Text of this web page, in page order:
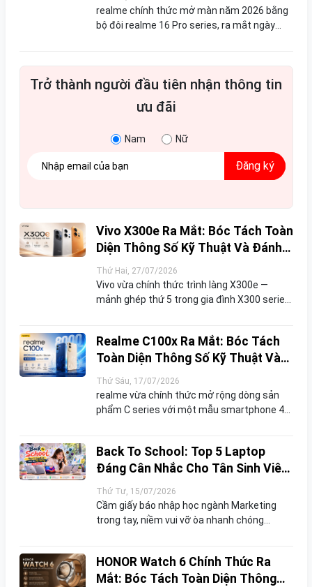
realme chính thức mở màn năm 2026 bằng
bộ đôi realme 16 Pro series, ra mắt ngày
Trở thành người đầu tiên nhận thông tin
ưu đãi
Nam Nữ
Đăng ký
Vivo X300e Ra Mắt: Bóc Tách Toàn
Diện Thông Số Kỹ Thuật Và Đánh
Giá Phân Khúc Khách Hàng
Thứ Hai, 27/07/2026
Vivo vừa chính thức trình làng X300e —
mảnh ghép thứ 5 trong gia đình X300 series,
trung chinh...
Realme C100x Ra Mắt: Bóc Tách
Toàn Diện Thông Số Kỹ Thuật Và
Đánh Giá Phân Khúc Khách Hàng
Thứ Sáu, 17/07/2026
realme vừa chính thức mở rộng dòng sản
phẩm C series với một mẫu smartphone 4G
vào hai ...
Back To School: Top 5 Laptop
Đáng Cân Nhắc Cho Tân Sinh Viên
Ngành Marketing
Thứ Tư, 15/07/2026
Cầm giấy báo nhập học ngành Marketing
trong tay, niềm vui vỡ òa nhanh chóng
đại học?" Ngành Marke...
HONOR Watch 6 Chính Thức Ra
Mắt: Bóc Tách Toàn Diện Thông